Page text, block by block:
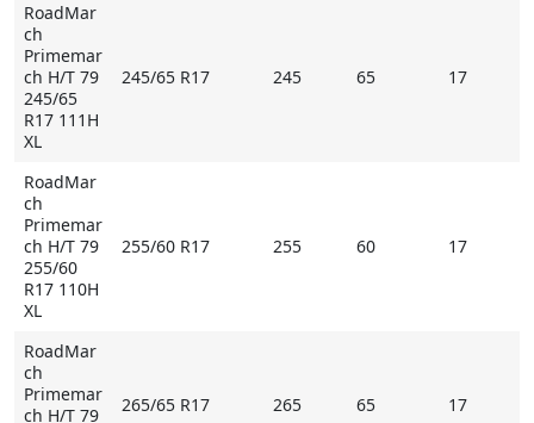
RoadMar
ch
Primemar
ch H/T 79
245/65
R17 111H
XL
245/65 R17 245 65 17
RoadMar
ch
Primemar
ch H/T 79
255/60
R17 110H
XL
255/60 R17 255 60 17
RoadMar
ch
Primemar
ch H/T 79
265/65 R17 265 65 17